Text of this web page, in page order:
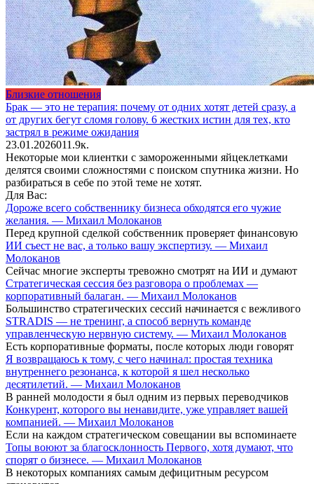
Близкие отношения
Брак — это не терапия: почему от одних хотят детей сразу, а
от других бегут сломя голову. 6 жестких истин для тех, кто
застрял в режиме ожидания
23.01.2026011.9к.
Некоторые мои клиентки с замороженными яйцеклетками
делятся своими сложностями с поиском спутника жизни. Но
разбираться в себе по этой теме не хотят.
Для Вас:
Дороже всего собственнику бизнеса обходятся его чужие
желания. — Михаил Молоканов
Перед крупной сделкой собственник проверяет финансовую
ИИ съест не вас, а только вашу экспертизу. — Михаил
Молоканов
Сейчас многие эксперты тревожно смотрят на ИИ и думают
Стратегическая сессия без разговора о проблемах —
корпоративный балаган. — Михаил Молоканов
Большинство стратегических сессий начинается с вежливого
STRADIS — не тренинг, а способ вернуть команде
управленческую нервную систему. — Михаил Молоканов
Есть корпоративные форматы, после которых люди говорят
Я возвращаюсь к тому, с чего начинал: простая техника
внутреннего резонанса, к которой я шел несколько
десятилетий. — Михаил Молоканов
В ранней молодости я был одним из первых переводчиков
Конкурент, которого вы ненавидите, уже управляет вашей
компанией. — Михаил Молоканов
Если на каждом стратегическом совещании вы вспоминаете
Топы воюют за благосклонность Первого, хотя думают, что
спорят о бизнесе. — Михаил Молоканов
В некоторых компаниях самым дефицитным ресурсом